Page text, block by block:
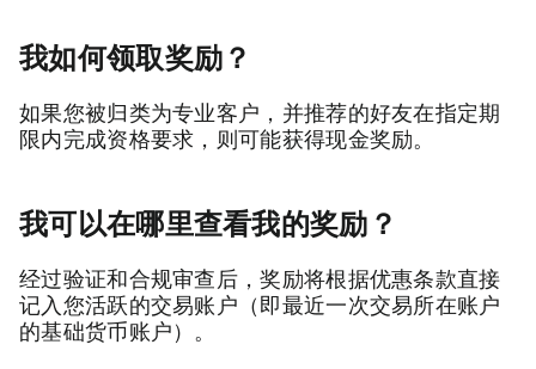
我如何领取奖励？
如果您被归类为专业客户，并推荐的好友在指定期
限内完成资格要求，则可能获得现金奖励。
我可以在哪里查看我的奖励？
经过验证和合规审查后，奖励将根据优惠条款直接
记入您活跃的交易账户（即最近一次交易所在账户
的基础货币账户）。